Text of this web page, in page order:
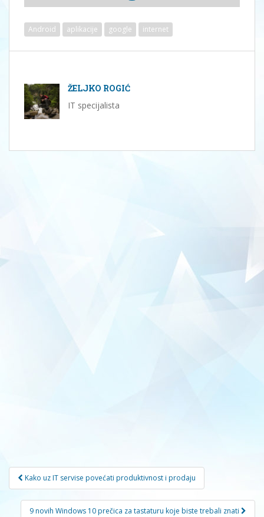
Android aplikacije google internet
ŽELJKO ROGIĆ
IT specijalista
Navigacija
članaka
Kako uz IT servise povećati produktivnost i prodaju
9 novih Windows 10 prečica za tastaturu koje biste trebali znati